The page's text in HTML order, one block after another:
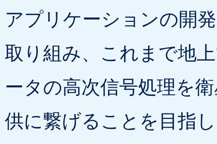
アプリケーションの開
取り組み、これまで地
ータの高次信号処理を
供に繋げることを目指